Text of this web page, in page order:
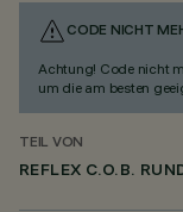
CODE NICHT
Achtung! Code nicht
um die am besten
TEIL VON
REFLEX C.O.B.